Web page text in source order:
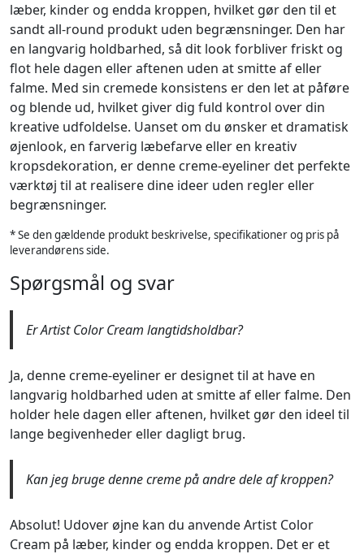
læber, kinder og endda kroppen, hvilket gør den til et
sandt all-round produkt uden begrænsninger. Den har
en langvarig holdbarhed, så dit look forbliver friskt og
flot hele dagen eller aftenen uden at smitte af eller
falme. Med sin cremede konsistens er den let at påføre
og blende ud, hvilket giver dig fuld kontrol over din
kreative udfoldelse. Uanset om du ønsker et dramatisk
øjenlook, en farverig læbefarve eller en kreativ
kropsdekoration, er denne creme-eyeliner det perfekte
værktøj til at realisere dine ideer uden regler eller
begrænsninger.
* Se den gældende produkt beskrivelse, specifikationer og pris på
leverandørens side.
Spørgsmål og svar
Er Artist Color Cream langtidsholdbar?
Ja, denne creme-eyeliner er designet til at have en
langvarig holdbarhed uden at smitte af eller falme. Den
holder hele dagen eller aftenen, hvilket gør den ideel til
lange begivenheder eller dagligt brug.
Kan jeg bruge denne creme på andre dele af kroppen?
Absolut! Udover øjne kan du anvende Artist Color
Cream på læber, kinder og endda kroppen. Det er et